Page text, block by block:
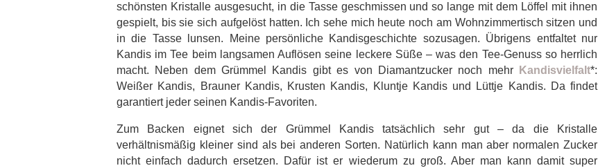
schönsten Kristalle ausgesucht, in die Tasse geschmissen und so lange mit dem Löffel mit ihnen
gespielt, bis sie sich aufgelöst hatten. Ich sehe mich heute noch am Wohnzimmertisch sitzen und
in die Tasse lunsen. Meine persönliche Kandisgeschichte sozusagen. Übrigens entfaltet nur
Kandis im Tee beim langsamen Auflösen seine leckere Süße – was den Tee-Genuss so herrlich
macht. Neben dem Grümmel Kandis gibt es von Diamantzucker noch mehr
Kandisvielfalt*:
Weißer Kandis, Brauner Kandis, Krusten Kandis, Kluntje Kandis und Lüttje Kandis. Da findet
garantiert jeder seinen Kandis-Favoriten.
Zum Backen eignet sich der Grümmel Kandis tatsächlich sehr gut – da die Kristalle
verhältnismäßig kleiner sind als bei anderen Sorten. Natürlich kann man aber normalen Zucker
nicht einfach dadurch ersetzen. Dafür ist er wiederum zu groß. Aber man kann damit super